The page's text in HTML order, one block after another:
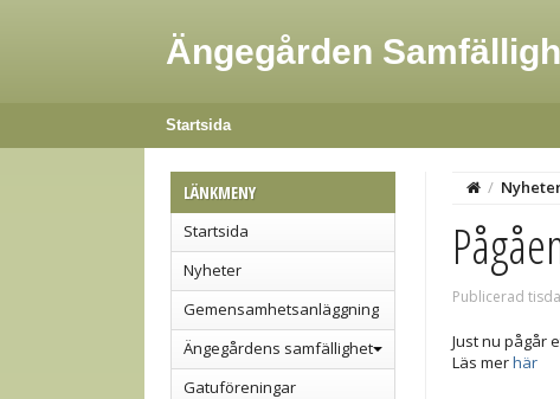
Ängegården
Startsida
LÄNKMENY
Startsida
Nyheter
Gemensamhetsanläggning
Ängegårdens samfällighet
Gatuföreningar
/
Publicerad
Just nu pågår
Läs merhär